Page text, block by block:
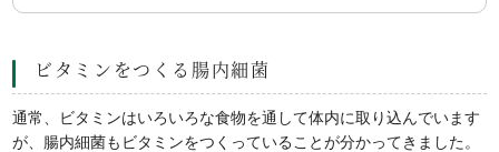
ビタミンをつくる腸内細菌
通常、ビタミンはいろいろな食物を通して体内に取り込んでいます
が、腸内細菌もビタミンをつくっていることが分かってきました。